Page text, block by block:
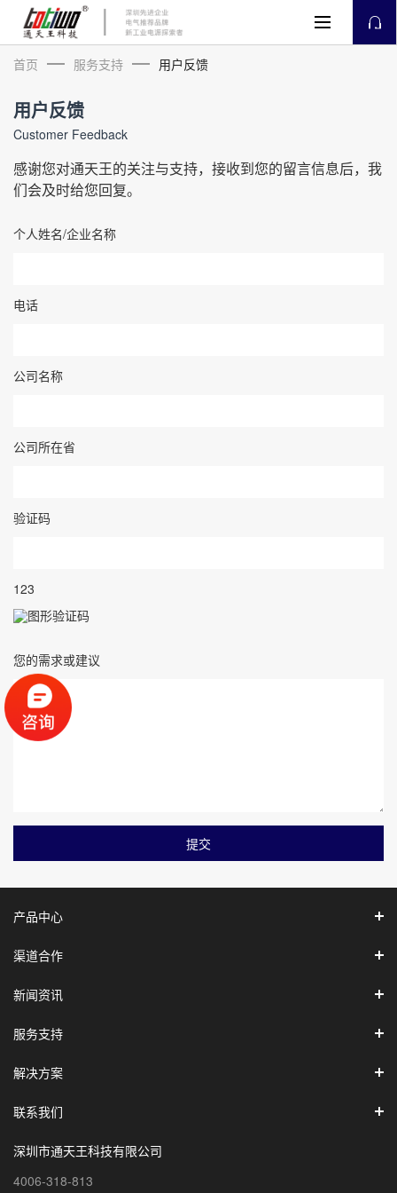
首页 服务支持 用户反馈
用户反馈
Customer Feedback
感谢您对通天王的关注与支持，接收到您的留言信息后，我
们会及时给您回复。
个人姓名/企业名称
电话
公司名称
公司所在省
验证码
123
您的需求或建议
提交
产品中心
渠道合作
新闻资讯
服务支持
解决方案
联系我们
深圳市通天王科技有限公司
4006-318-813